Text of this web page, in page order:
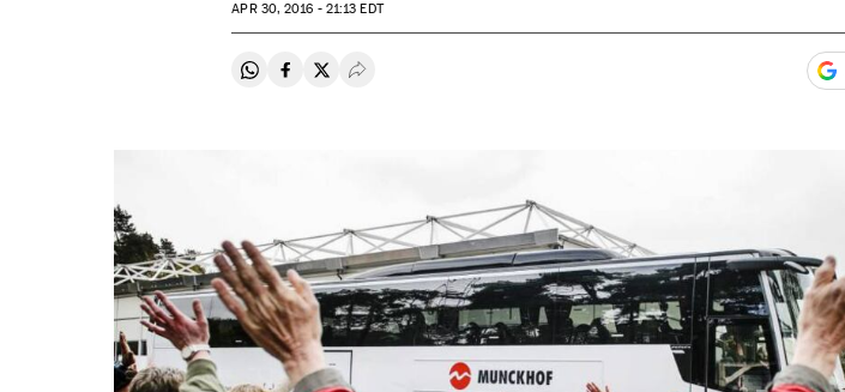
APR30, 2016 - 21:13 EDT
Compartir en Whatsapp
Compartir en Facebook
Compartir en Twitter
Desplegar Redes Sociales